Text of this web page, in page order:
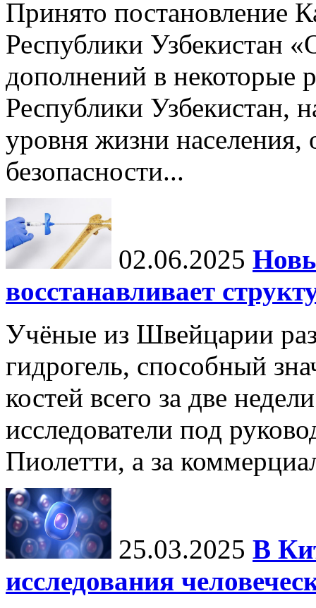
Принято постановление
Республики Узбекистан
дополнений в некоторые
Республики Узбекистан,
уровня жизни населения,
безопасности...
02.06.2025
восстанавливает
Учёные из Швейцарии
гидрогель, способный
костей всего за две
исследователи под
Пиолетти, а за
25.03.2025 В
исследования